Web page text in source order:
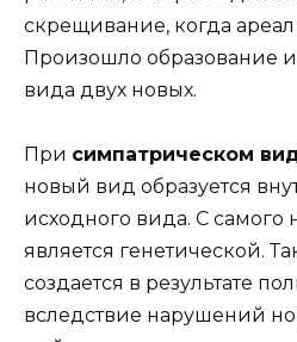
скрещивание, когда
Произошло образование
вида двух новых.
При симпатрическом
новый вид образуется
исходного вида. С самого
является генетической.
создается в результате
вследствие нарушений